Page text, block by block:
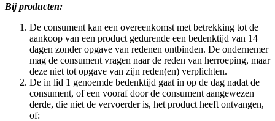
Bij producten:
De consument kan een overeenkomst met betrekking tot de
aankoop van een product gedurende een bedenktijd van 14
dagen zonder opgave van redenen ontbinden. De ondernemer
mag de consument vragen naar de reden van herroeping, maar
deze niet tot opgave van zijn reden(en) verplichten.
De in lid 1 genoemde bedenktijd gaat in op de dag nadat de
consument, of een vooraf door de consument aangewezen
derde, die niet de vervoerder is, het product heeft ontvangen,
of: